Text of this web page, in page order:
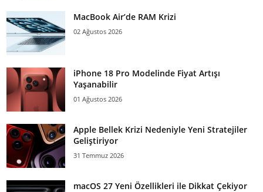
MacBook Air’de RAM Krizi
02 Ağustos 2026
iPhone 18 Pro Modelinde Fiyat Artışı
Yaşanabilir
01 Ağustos 2026
Apple Bellek Krizi Nedeniyle Yeni Stratejiler
Geliştiriyor
31 Temmuz 2026
macOS 27 Yeni Özellikleri ile Dikkat Çekiyor